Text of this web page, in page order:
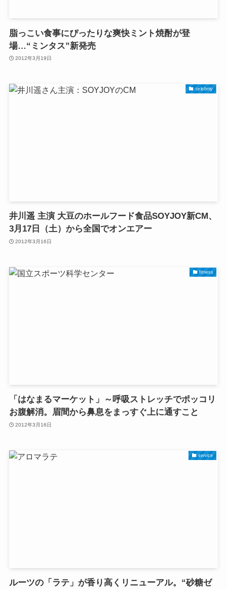
脂っこい食事にぴったりな爽快ミント焼酎が登
場…“ミンタス”新発売
2012年3月19日
celebrity
井川遥 主演 大豆のホールフード食品SOYJOY新CM、
3月17日（土）から全国でオンエアー
2012年3月16日
fitness
「はなまるマーケット」～呼吸ストレッチでポッコリ
お腹解消。眉間から鼻息をまっすぐ上に通すこと
2012年3月16日
service
ルーツの「ラテ」が香り高くリニューアル。“砂糖ゼ